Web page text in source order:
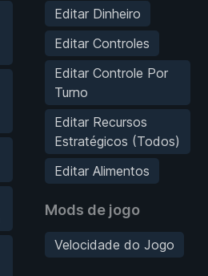
Editar Dinheiro
Editar Controles
Editar Controle Por
Turno
Editar Recursos
Estratégicos (Todos)
Editar Alimentos
Mods de jogo
Velocidade do Jogo